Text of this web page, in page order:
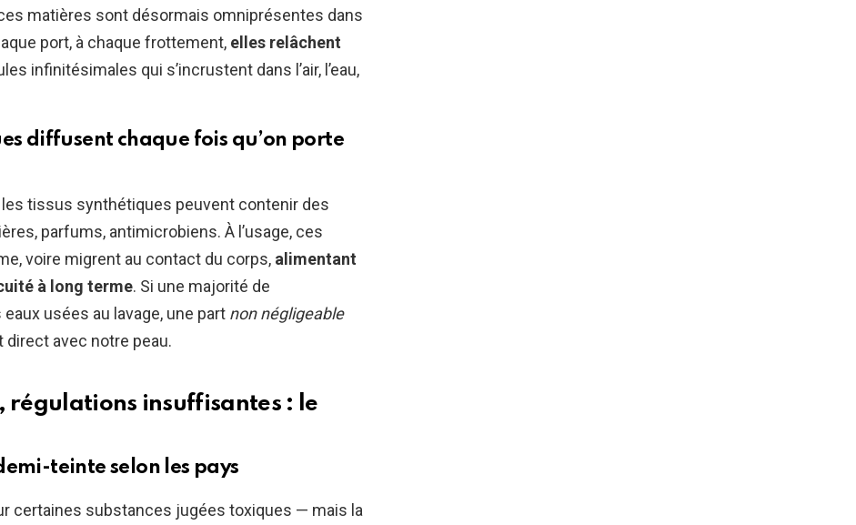
matières sont désormais omniprésentes dans
port, à chaque frottement, elles relâchent
infinitésimales qui s’incrustent dans l’air, l’eau,
diffusent chaque fois qu’on porte
tissus synthétiques peuvent contenir des
parfums, antimicrobiens. À l’usage, ces
voire migrent au contact du corps, alimentant
à long terme. Si une majorité de
usées au lavage, une part non négligeable
avec notre peau.
régulations insuffisantes : le
teinte selon les pays
certaines substances jugées toxiques — mais la